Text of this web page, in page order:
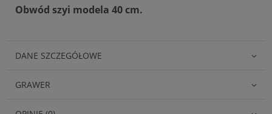
Obwód szyi modela 40 cm.
DANE SZCZEGÓŁOWE
GRAWER